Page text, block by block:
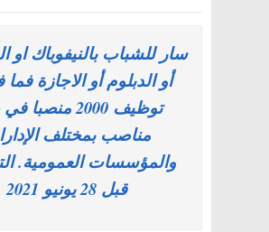
سار للشباب بالنيفوباك او
أو الدبلوم أو الاجازة
توظيف 2000
مناصب بمختلف
والمؤسسات العمومية.
قبل 28 يونيو 2021